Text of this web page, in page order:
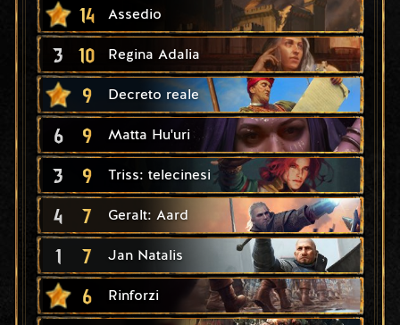
14 Assedio
3 10 Regina Adalia
9 Decreto reale
6 9 Matta Hu'uri
3 9 Triss: telecinesi
4 7 Geralt: Aard
1 7 Jan Natalis
6 Rinforzi